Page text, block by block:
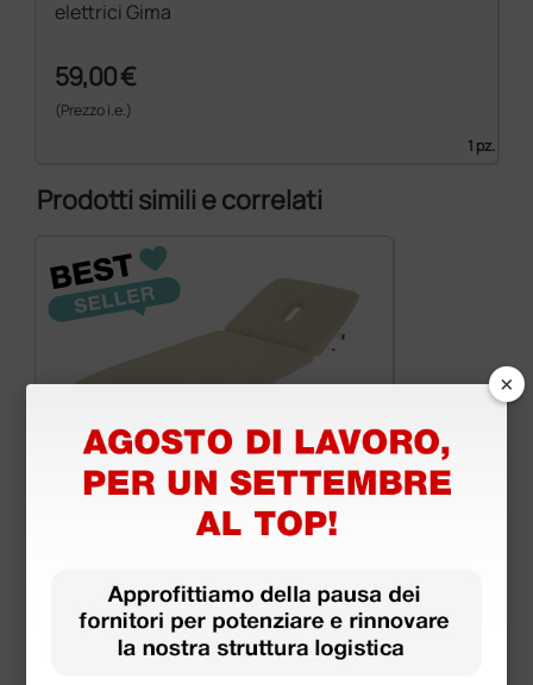
elettrici Gima
59,00 €
(Prezzo i.e.)
1 pz.
Prodotti simili e correlati
Lettino elettrico Gima - crema
×